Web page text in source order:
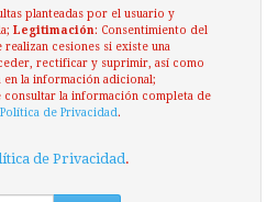
planteadas por el usuario y
Legitimación: Consentimiento del
realizan cesiones si existe una
rectificar y suprimir, así como
la información adicional;
consultar la información completa de
Política de Privacidad .
de Privacidad.